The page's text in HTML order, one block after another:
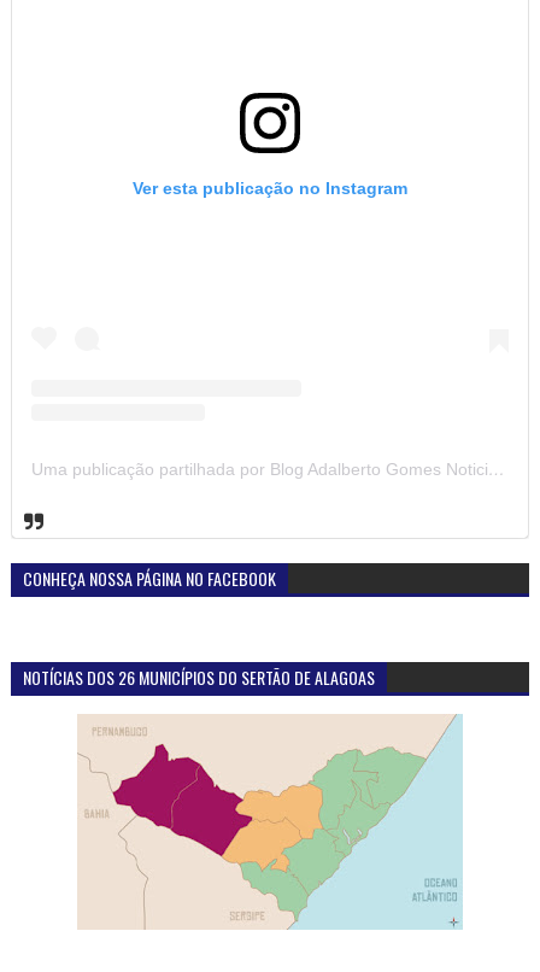
Ver esta publicação no Instagram
Uma publicação partilhada por Blog Adalberto Gomes Noticias (@blogadalbertogomesnoticiass)
CONHEÇA NOSSA PÁGINA NO FACEBOOK
NOTÍCIAS DOS 26 MUNICÍPIOS DO SERTÃO DE ALAGOAS